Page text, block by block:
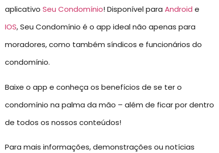
aplicativo Seu Condomínio! Disponível para Android e
IOS, Seu Condomínio é o app ideal não apenas para
moradores, como também síndicos e funcionários do
condomínio.
Baixe o app e conheça os benefícios de se ter o
condomínio na palma da mão – além de ficar por dentro
de todos os nossos conteúdos!
Para mais informações, demonstrações ou notícias